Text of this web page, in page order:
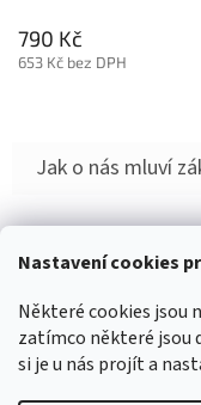
Nastavení cookies
Některé cookies jsou
zatímco některé jsou
si je u nás projít a
790 Kč
653 Kč bez DPH